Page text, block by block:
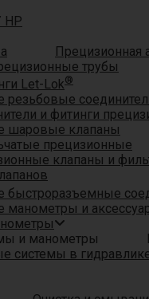
HP
Прецизионная
трубы
Let-Lok®
резьбовые
и фитинги
шаровые клапаны
прецизионные
клапаны и
быстроразъемные
манометры и
системы в